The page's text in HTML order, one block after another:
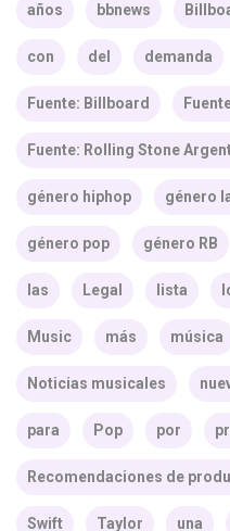
años bbnews
con del demanda
Fuente: Billboard
Fuente: Rolling Stone
género hiphop género
género pop género RB
las Legal lista
Music más música
Noticias musicales
para Pop por
Recomendaciones de
Swift Taylor una